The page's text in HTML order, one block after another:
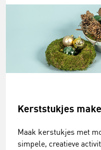
Kerststukjes
Maak kerstukjes met
simpele, creatieve